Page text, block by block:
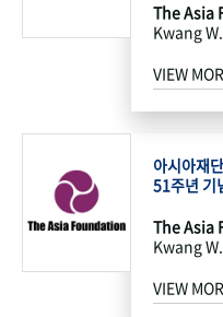
The Asia
Kwang
VIEW
아시아재
51주년 기
The Asia
Kwang
VIEW